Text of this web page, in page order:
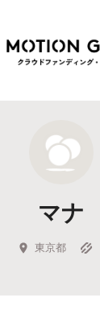
新着プロジェクト
Feature
キュレーターから
マナ
東京都